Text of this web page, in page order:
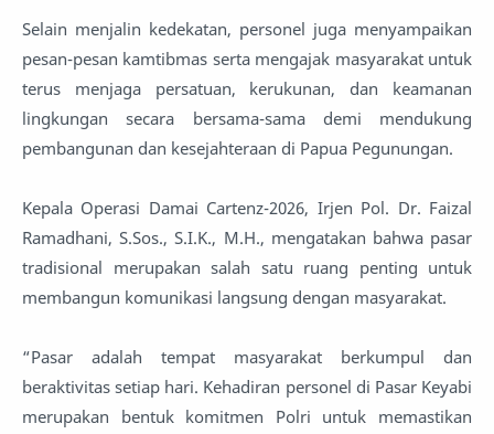
Selain menjalin kedekatan, personel juga menyampaikan
pesan-pesan kamtibmas serta mengajak masyarakat untuk
terus menjaga persatuan, kerukunan, dan keamanan
lingkungan secara bersama-sama demi mendukung
pembangunan dan kesejahteraan di Papua Pegunungan.
Kepala Operasi Damai Cartenz-2026, Irjen Pol. Dr. Faizal
Ramadhani, S.Sos., S.I.K., M.H., mengatakan bahwa pasar
tradisional merupakan salah satu ruang penting untuk
membangun komunikasi langsung dengan masyarakat.
“Pasar adalah tempat masyarakat berkumpul dan
beraktivitas setiap hari. Kehadiran personel di Pasar Keyabi
merupakan bentuk komitmen Polri untuk memastikan